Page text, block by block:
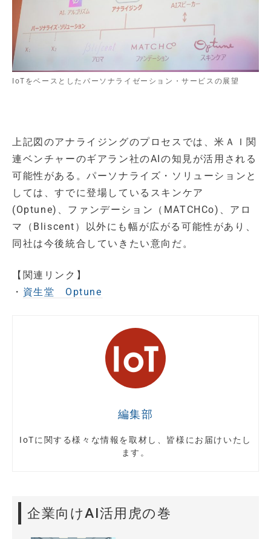
IoTをベースとしたパーソナライゼーション・サービスの展望
上記図のアナライジングのプロセスでは、米ＡＩ関
連ベンチャーのギアラン社のAIの知見が活用される
可能性がある。パーソナライズ・ソリューションと
しては、すでに登場しているスキンケア
(Optune)、ファンデーション（MATCHCo)、アロ
マ（Bliscent）以外にも幅が広がる可能性があり、
同社は今後統合していきたい意向だ。
【関連リンク】
・ 資生堂 Optune
編集部
IoTに関する様々な情報を取材し、皆様にお届けいたし
ます。
企業向けAI活用虎の巻